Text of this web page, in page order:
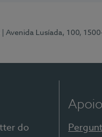
| Avenida Lusíada, 100,
do